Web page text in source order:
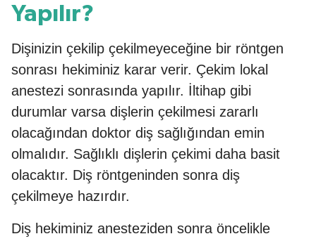
Yapılır?
Dişinizin çekilip çekilmeyeceğine bir röntgen
sonrası hekiminiz karar verir. Çekim lokal
anestezi sonrasında yapılır. İltihap gibi
durumlar varsa dişlerin çekilmesi zararlı
olacağından doktor diş sağlığından emin
olmalıdır. Sağlıklı dişlerin çekimi daha basit
olacaktır. Diş röntgeninden sonra diş
çekilmeye hazırdır.
Diş hekiminiz anesteziden sonra öncelikle